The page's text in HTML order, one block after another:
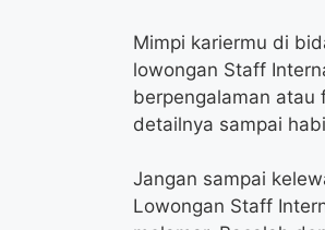
Mimpi kariermu di
lowongan Staff
berpengalaman atau
detailnya sampai
Jangan sampai
Lowongan Staff